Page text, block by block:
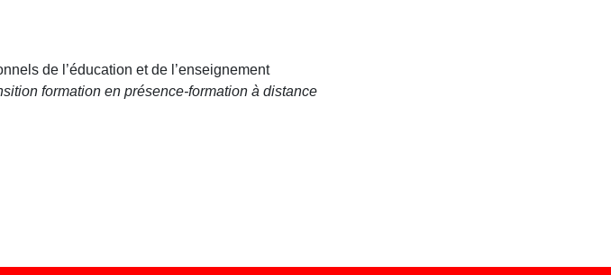
de l’éducation et de l’enseignement
formation en présence-formation à distance